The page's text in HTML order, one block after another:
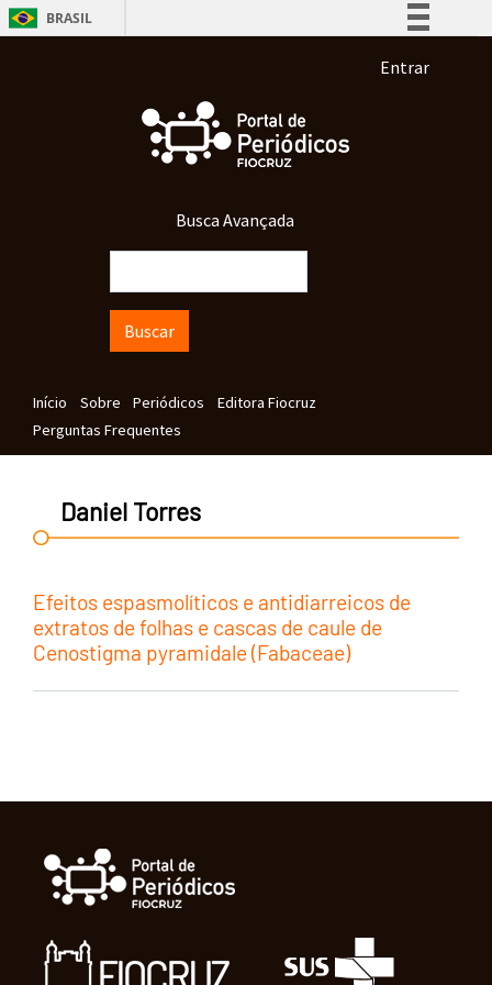
Pular para o conteúdo principal
BRASIL
Participe
Acesso à informação
Menu de
Entrar
Busca Avançada
Navegação principal
Início Sobre Periódicos
Editora Fiocruz
Perguntas Frequentes
Daniel Torres
Efeitos espasmolíticos e antidiarreicos de
extratos de folhas e cascas de caule de
Cenostigma pyramidale (Fabaceae)